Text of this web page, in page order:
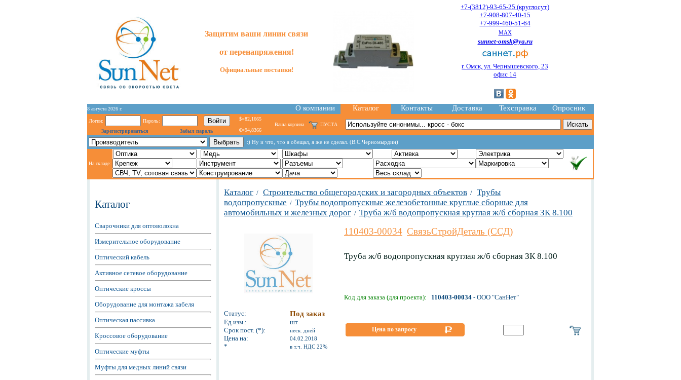
Защитим ваши линии связи
от перенапряжения!
Официальные поставки!
+7-(3812)-93-65-25 (круглосут)
+7-908-807-40-15
+7-999-460-51-64
MAX
sunnet-omsk@ya.ru
г. Омск, ул. Чернышевского, 23
офис 14
8 августа 2026 г. О компании Каталог Контакты Доставка Техсправка Опросник
Логин:
Пароль:
Зарегистрироваться
Забыл пароль
$=82,1665
€=94,8366
Ваша корзина ПУСТА
:) Ну и что, что я обещал, я же не сделал. (В.С.Черномырдин)
На складе:
Каталог
Сварочники для оптоволокна
Измерительное оборудование
Оптический кабель
Активное сетевое оборудование
Оптические кроссы
Оборудование для монтажа кабеля
Оптическая пассивка
Кроссовое оборудование
Оптические муфты
Муфты для медных линий связи
Каталог / Строительство общегородских и загородных объектов / Трубы
водопропускные / Трубы водопропускные железобетонные круглые сборные для
автомобильных и железных дорог / Труба ж/б водопропускная круглая ж/б сборная ЗК 8.100
110403-00034 СвязьСтройДеталь (ССД)
Труба ж/б водопропускная круглая ж/б сборная ЗК 8.100
Код для заказа (для проекта): 110403-00034 - ООО "СанНет"
Статус: Под заказ
Ед.изм.:
шт
Срок пост. (*):
неск. дней
Цена на: 04.02.2018
* в т.ч. НДС 22%
Цена по запросу